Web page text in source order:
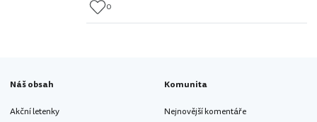
0
Náš obsah
Akční letenky
Komunita
Nejnovější komentáře